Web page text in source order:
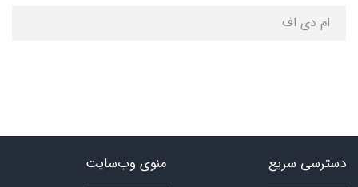
ام دی اف
دسترسی سریع منوی وب‌سایت